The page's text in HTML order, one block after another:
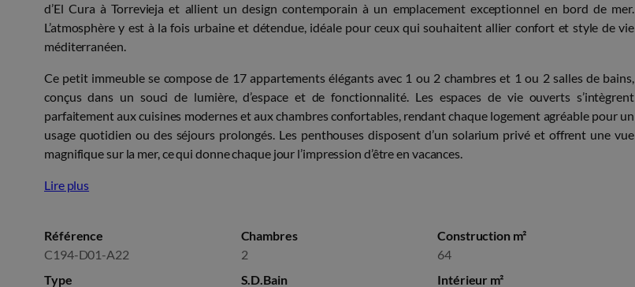
d’El Cura à Torrevieja et allient un design contemporain à un emplacement exceptionnel en bord de mer.
L’atmosphère y est à la fois urbaine et détendue, idéale pour ceux qui souhaitent allier confort et style de vie
méditerranéen.
Ce petit immeuble se compose de 17 appartements élégants avec 1 ou 2 chambres et 1 ou 2 salles de bains,
conçus dans un souci de lumière, d’espace et de fonctionnalité. Les espaces de vie ouverts s’intègrent
parfaitement aux cuisines modernes et aux chambres confortables, rendant chaque logement agréable pour un
usage quotidien ou des séjours prolongés. Les penthouses disposent d’un solarium privé et offrent une vue
magnifique sur la mer, ce qui donne chaque jour l’impression d’être en vacances.
Lire plus
Référence
C194-D01-A22
Type
Chambres
2
S.D.Bain
Construction m²
64
Intérieur m²